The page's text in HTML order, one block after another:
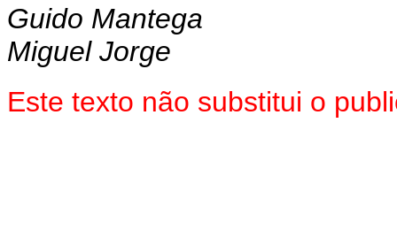
Guido Mantega
Miguel Jorge
Este texto não substitui o